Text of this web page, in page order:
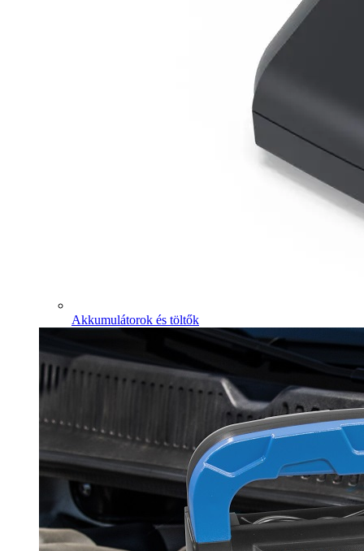
Akkumulátorok és töltők